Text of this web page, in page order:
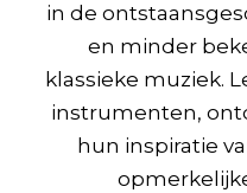
in de
en minder
klassieke muziek.
instrumenten,
hun inspiratie